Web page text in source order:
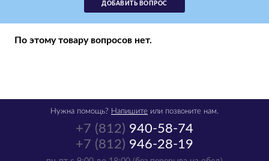
в наличии -
1 шт
ДОБАВИТЬ ВОПРОС
По этому товару вопросов нет.
+7 (812) 940-58-74
+7 (812) 946-28-19
Нужна помощь? Напишите или позвоните нам.